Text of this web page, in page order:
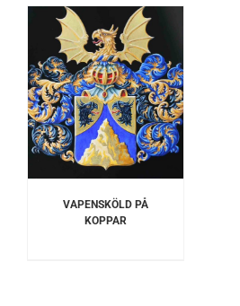
VAPENSKÖLD PÅ
KOPPAR